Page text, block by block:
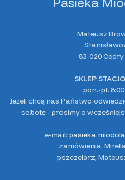
Mateusz
83-020
SKLEP
pon.-pt.
Jeżeli chcą nas Państwo
sobotę - prosimy o
e-mail:
zamówienia,
pszczelarz,